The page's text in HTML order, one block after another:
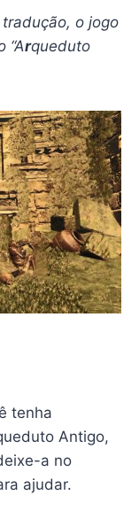
o jogo
“Arqueduto
tenha
Antigo,
a no
ajudar.